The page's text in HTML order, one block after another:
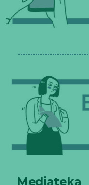
Mediateka